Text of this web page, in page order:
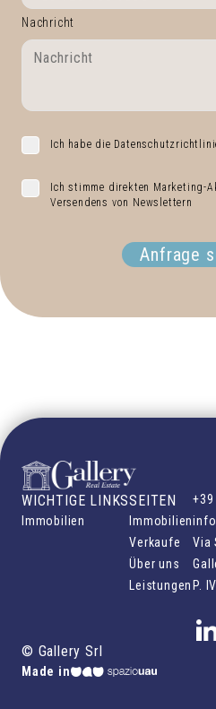
Nachricht
Ich habe die
Ich stimme direkten Marketing-
Versendens von Newslettern
Anfrage
WICHTIGE LINKS
Immobilien
SEITEN
Immobilien
Verkaufe
Über uns
Leistungen
Via
P.
© Gallery Srl
Made in